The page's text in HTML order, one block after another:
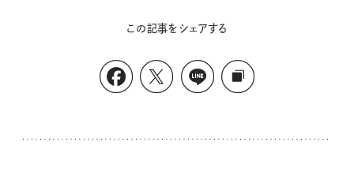
この記事をシェアする